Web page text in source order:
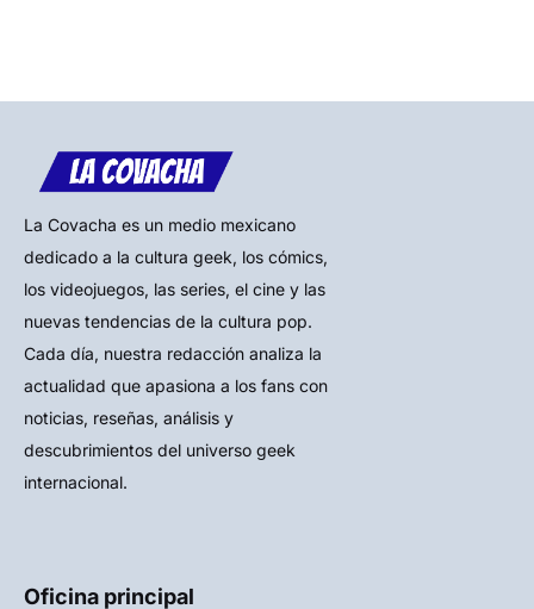
La Covacha es un medio mexicano
dedicado a la cultura geek, los cómics,
los videojuegos, las series, el cine y las
nuevas tendencias de la cultura pop.
Cada día, nuestra redacción analiza la
actualidad que apasiona a los fans con
noticias, reseñas, análisis y
descubrimientos del universo geek
internacional.
Oficina principal